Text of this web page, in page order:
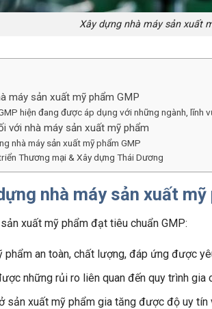
Xây dựng nhà máy sản xuất
máy sản xuất mỹ phẩm GMP
hiện đang được áp dụng với những ngành, lĩnh
với nhà máy sản xuất mỹ phẩm
nhà máy sản xuất mỹ phẩm GMP
Thương mại & Xây dựng Thái Dương
nhà máy sản xuất mỹ
xuất mỹ phẩm đạt tiêu chuẩn GMP:
an toàn, chất lượng, đáp ứng được
những rủi ro liên quan đến quy trình gia
sản xuất mỹ phẩm gia tăng được độ uy tín